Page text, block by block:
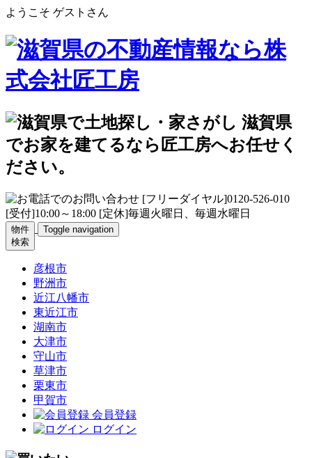
ようこそ ゲストさん
物件
検索
Toggle navigation
彦根市
野洲市
近江八幡市
東近江市
湖南市
大津市
守山市
草津市
栗東市
甲賀市
会員登録
ログイン